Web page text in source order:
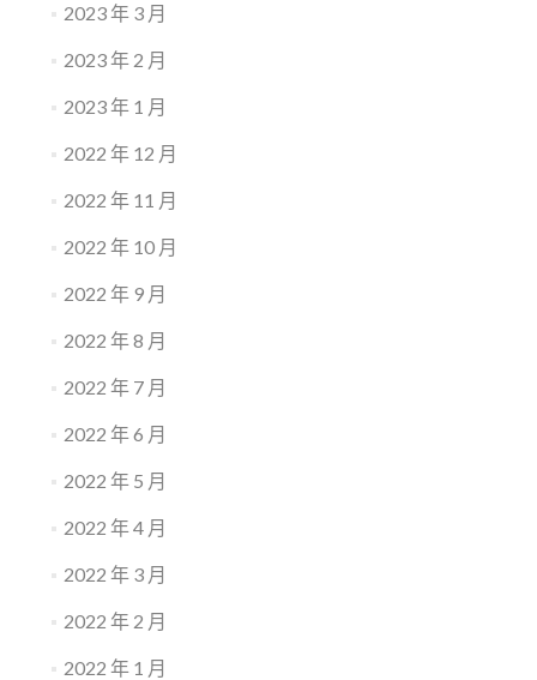
2023 年 3 月
2023 年 2 月
2023 年 1 月
2022 年 12 月
2022 年 11 月
2022 年 10 月
2022 年 9 月
2022 年 8 月
2022 年 7 月
2022 年 6 月
2022 年 5 月
2022 年 4 月
2022 年 3 月
2022 年 2 月
2022 年 1 月